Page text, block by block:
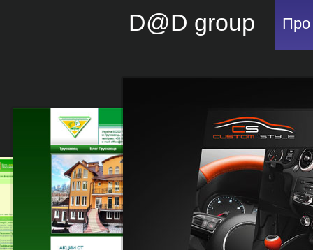
D@D group Про